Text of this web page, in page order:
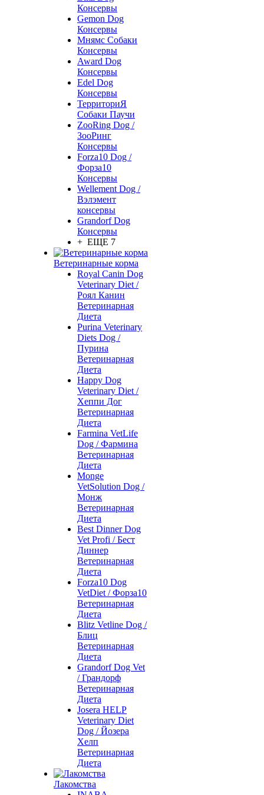
Консервы
Gemon Dog
Консервы
Мнямс Собаки
Консервы
Award Dog
Консервы
Edel Dog
Консервы
ТерриториЯ
Собаки Паучи
ZooRing Dog /
ЗооРинг
Консервы
Forza10 Dog /
Форза10
Консервы
Wellement Dog /
Вэлэмент
консервы
Grandorf Dog
Консервы
+ ЕЩЕ 7
Ветеринарные корма
Royal Canin Dog
Veterinary Diet /
Роял Канин
Ветеринарная
Диета
Purina Veterinary
Diets Dog /
Пурина
Ветеринарная
Диета
Happy Dog
Veterinary Diet /
Хеппи Дог
Ветеринарная
Диета
Farmina VetLife
Dog / Фармина
Ветеринарная
Диета
Monge
VetSolution Dog /
Монж
Ветеринарная
Диета
Best Dinner Dog
Vet Profi / Бест
Диннер
Ветеринарная
Диета
Forza10 Dog
VetDiet / Форза10
Ветеринарная
Диета
Blitz Vetline Dog /
Блиц
Ветеринарная
Диета
Grandorf Dog Vet
/ Грандорф
Ветеринарная
Диета
Josera HELP
Veterinary Diet
Dog / Йозера
Хелп
Ветеринарная
Диета
Лакомства